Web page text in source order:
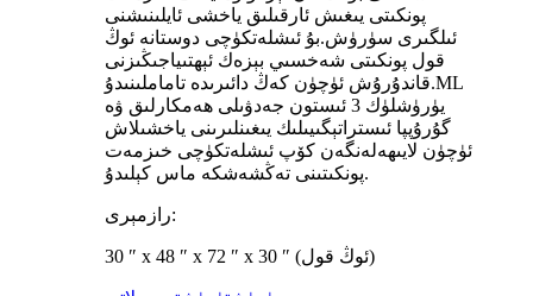
پونكىتى يىغىش ئارقىلىق ياخشى ئايلىنىشنى
ئىلگىرى سۈرۈش.بۇ ئىشلەتكۈچى دوستانە ئوڭ
قول پونكىتى شەخسىي بېزەك ئېھتىياجىڭىزنى
قاندۇرۇش ئۈچۈن كەڭ دائىرىدە تاماملىنىدۇ.ML
يۈرۈشلۈك 3 ئىستون جەدۋىلى ھەمكارلىق ۋە
گۇرۇپپا ئىستراتېگىيىلىك يىغىنلىرىنى ياخشىلاش
ئۈچۈن لايىھەلەنگەن كۆپ ئىشلەتكۈچى خىزمەت
پونكىتىنى تەڭشەشكە ماس كېلىدۇ.
رازمېرى:
30 ″ x 48 ″ x 72 ″ x 30 ″ (ئوڭ قول)